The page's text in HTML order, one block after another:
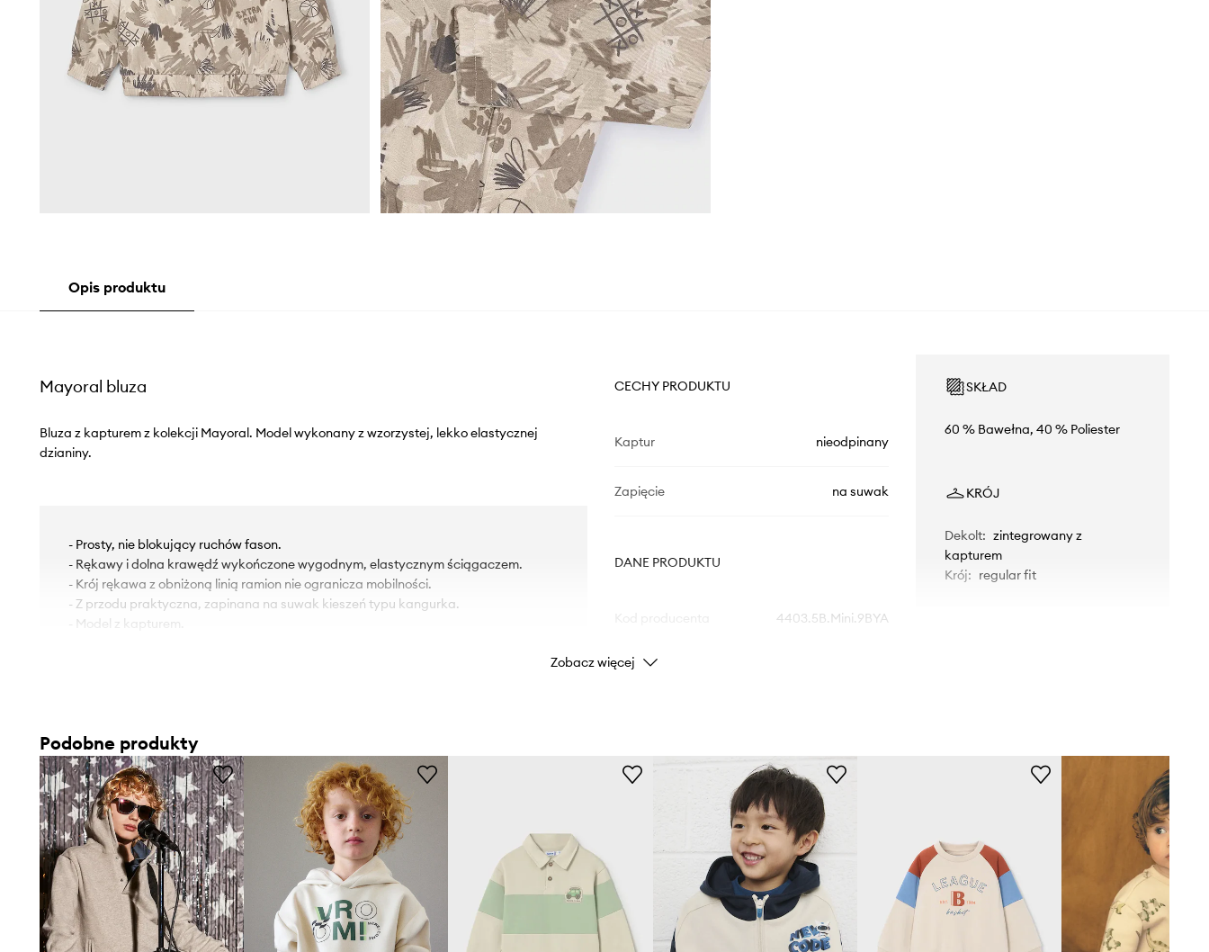
Opis produktu
Mayoral bluza
Bluza z kapturem z kolekcji Mayoral. Model wykonany z wzorzystej, lekko elastycznej
dzianiny.
- Prosty, nie blokujący ruchów fason.
- Rękawy i dolna krawędź wykończone wygodnym, elastycznym ściągaczem.
- Krój rękawa z obniżoną linią ramion nie ogranicza mobilności.
- Z przodu praktyczna, zapinana na suwak kieszeń typu kangurka.
- Model z kapturem.
CECHY PRODUKTU
Kaptur nieodpinany
Zapięcie na suwak
DANE PRODUKTU
4403.5B.Mini.9BYA
Kolor
Producent
SKŁAD
60 % Bawełna, 40 % Poliester
KRÓJ
Dekolt: zintegrowany z
kapturem
Krój: regular fit
Zobacz więcej
Podobne produkty